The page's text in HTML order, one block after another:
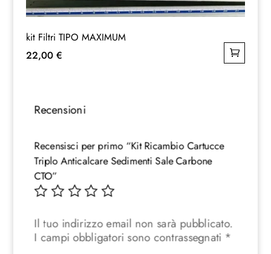
kit Filtri TIPO MAXIMUM
22,00 €
Recensioni
Recensisci per primo “Kit Ricambio Cartucce
Triplo Anticalcare Sedimenti Sale Carbone
CTO”
Il tuo indirizzo email non sarà pubblicato.
I campi obbligatori sono contrassegnati *